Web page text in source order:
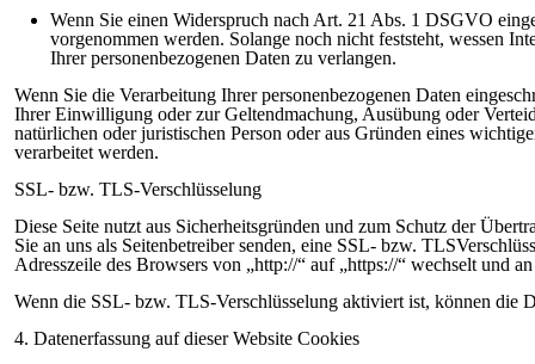
Wenn Sie einen Widerspruch nach Art. 21 Abs. 1 DSGVO
vorgenommen werden. Solange noch nicht feststeht, wessen
Ihrer personenbezogenen Daten zu verlangen.
Wenn Sie die Verarbeitung Ihrer personenbezogenen Daten
Ihrer Einwilligung oder zur Geltendmachung, Ausübung oder
natürlichen oder juristischen Person oder aus Gründen eines
verarbeitet werden.
SSL- bzw. TLS-Verschlüsselung
Diese Seite nutzt aus Sicherheitsgründen und zum Schutz der
Sie an uns als Seitenbetreiber senden, eine SSL- bzw.
Adresszeile des Browsers von „http://“ auf „https://“ wechselt und
Wenn die SSL- bzw. TLS-Verschlüsselung aktiviert ist, können die
4. Datenerfassung auf dieser Website Cookies